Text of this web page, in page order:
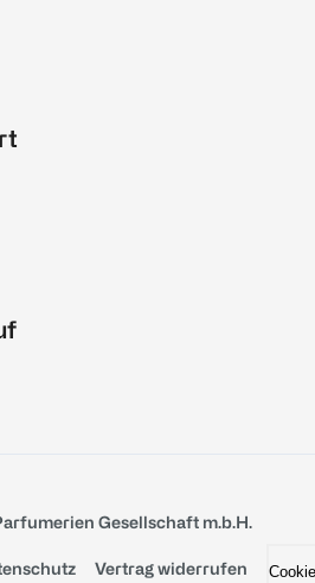
Gesellschaft m.b.H.
Vertrag widerrufen